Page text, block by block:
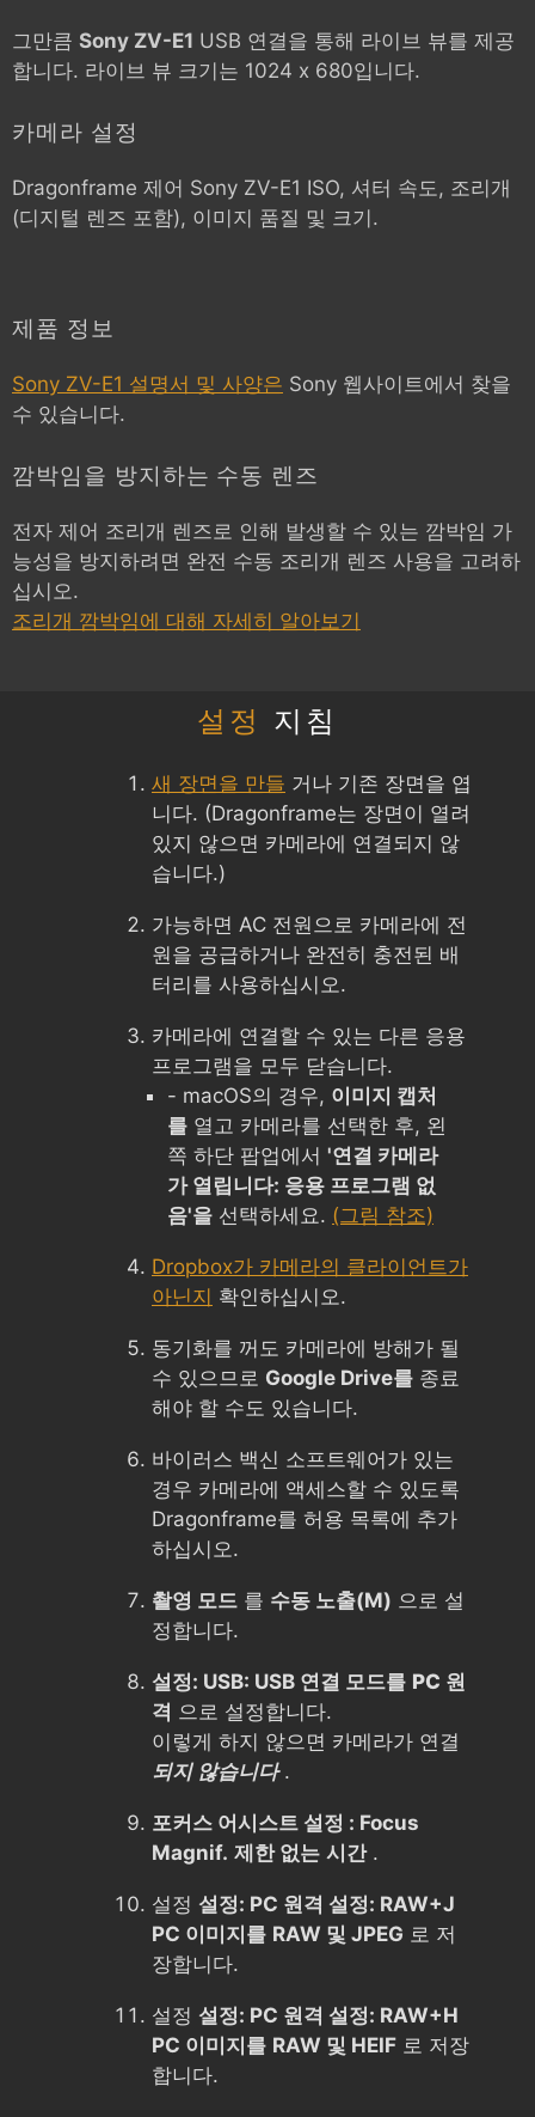
그만큼 Sony ZV-E1 USB 연결을 통해 라이브 뷰를 제공
합니다. 라이브 뷰 크기는 1024 x 680입니다.
카메라 설정
Dragonframe 제어 Sony ZV-E1 ISO, 셔터 속도, 조리개
(디지털 렌즈 포함), 이미지 품질 및 크기.
제품 정보
Sony ZV-E1 설명서 및 사양은 Sony 웹사이트에서 찾을
수 있습니다.
깜박임을 방지하는 수동 렌즈
전자 제어 조리개 렌즈로 인해 발생할 수 있는 깜박임 가
능성을 방지하려면 완전 수동 조리개 렌즈 사용을 고려하
십시오.
조리개 깜박임에 대해 자세히 알아보기
설정 지침
새 장면을 만들 거나 기존 장면을 엽
니다. (Dragonframe는 장면이 열려
있지 않으면 카메라에 연결되지 않
습니다.)
가능하면 AC 전원으로 카메라에 전
원을 공급하거나 완전히 충전된 배
터리를 사용하십시오.
카메라에 연결할 수 있는 다른 응용
프로그램을 모두 닫습니다.
- macOS의 경우, 이미지 캡처
를 열고 카메라를 선택한 후, 왼
쪽 하단 팝업에서 '연결 카메라
가 열립니다: 응용 프로그램 없
음'을 선택하세요. (그림 참조)
Dropbox가 카메라의 클라이언트가
아닌지 확인하십시오.
동기화를 꺼도 카메라에 방해가 될
수 있으므로 Google Drive를 종료
해야 할 수도 있습니다.
바이러스 백신 소프트웨어가 있는
경우 카메라에 액세스할 수 있도록
Dragonframe를 허용 목록에 추가
하십시오.
촬영 모드 를 수동 노출(M) 으로 설
정합니다.
설정: USB: USB 연결 모드를 PC 원
격 으로 설정합니다.
이렇게 하지 않으면 카메라가 연결
되지 않습니다.
포커스 어시스트 설정 : Focus
Magnif. 제한 없는 시간.
설정 설정: PC 원격 설정: RAW+J
PC 이미지를 RAW 및 JPEG 로 저
장합니다.
설정 설정: PC 원격 설정: RAW+H
PC 이미지를 RAW 및 HEIF 로 저장
합니다.